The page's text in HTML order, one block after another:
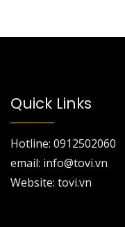
Quick Links
Hotline: 0912502060
email: info@tovi.vn
Website: tovi.vn